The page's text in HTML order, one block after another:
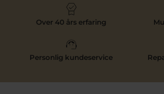
Over 40 års erfaring
Personlig kundeservice